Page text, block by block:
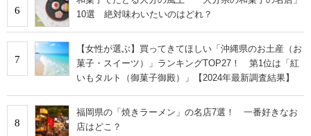
6
10選 絶対味わいたいのはどれ？
7
【女性が選ぶ】買ってきてほしい「沖縄県のお土産（お
菓子・スイーツ）」ランキングTOP27！ 第1位は「紅
いもタルト（御菓子御殿）」【2024年最新調査結果】
8
福岡県の「焼きラーメン」の名店7選！ 一番好きなお
店はどこ？